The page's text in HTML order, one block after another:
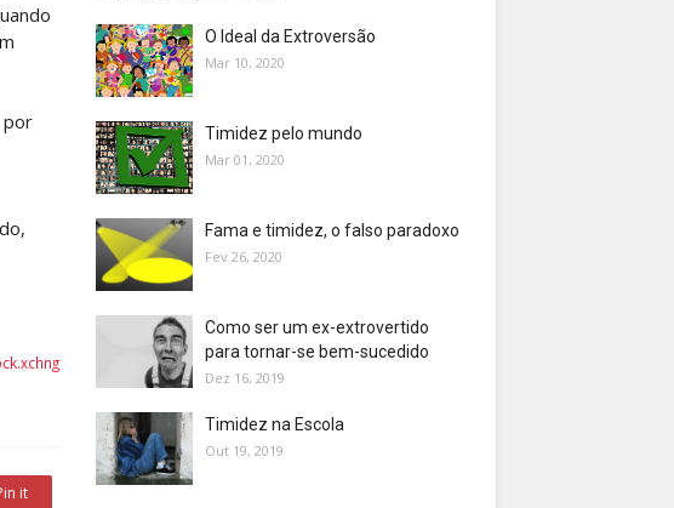
por
it
O Ideal da Extroversão
Mar 10, 2020
Timidez pelo mundo
Mar 01, 2020
Fama e timidez, o falso paradoxo
Fev 26, 2020
Como ser um ex-extrovertido
para tornar-se bem-sucedido
Dez 16, 2019
Timidez na Escola
Out 19, 2019